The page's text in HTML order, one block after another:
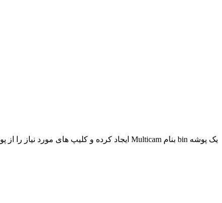
یک پوشه bin بنام Multicam ایجاد کرده و کلیپ های مورد نیاز را از پوشه های Cam1 و Cam2 و غیره به پوشه Multicam بکشید.